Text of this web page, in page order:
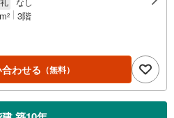
2 3階
わせる （無料）